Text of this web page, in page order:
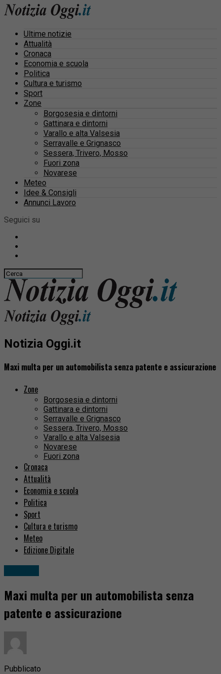
Ultime notizie
Attualità
Cronaca
Economia e scuola
Politica
Cultura e turismo
Sport
Zone
Borgosesia e dintorni
Gattinara e dintorni
Varallo e alta Valsesia
Serravalle e Grignasco
Sessera, Trivero, Mosso
Fuori zona
Novarese
Meteo
Idee & Consigli
Annunci Lavoro
Seguici su
Notizia Oggi.it
Maxi multa per un automobilista senza patente e assicurazione
Zone
Borgosesia e dintorni
Gattinara e dintorni
Serravalle e Grignasco
Sessera, Trivero, Mosso
Varallo e alta Valsesia
Novarese
Fuori zona
Cronaca
Attualità
Economia e scuola
Politica
Sport
Cultura e turismo
Meteo
Edizione Digitale
Maxi multa per un automobilista senza
patente e assicurazione
Pubblicato